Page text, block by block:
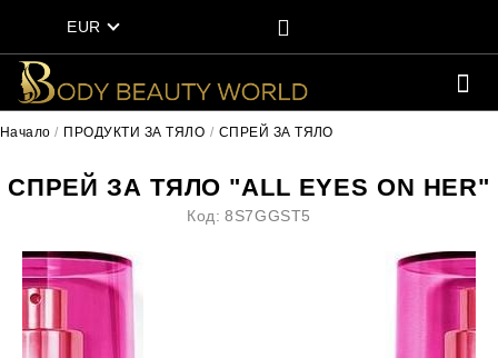
EUR
Начало ПРОДУКТИ ЗА ТЯЛО СПРЕЙ ЗА ТЯЛО
СПРЕЙ ЗА ТЯЛО "ALL EYES ON HER"
Код: 8S7GGST5